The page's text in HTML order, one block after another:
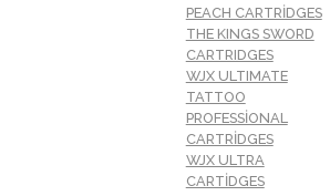
PEACH CARTRIDGES
THE KINGS SWORD
CARTRIDGES
WJX ULTIMATE
TATTOO
PROFESSIONAL
CARTRIDGES
WJX ULTRA
CARTIDGES